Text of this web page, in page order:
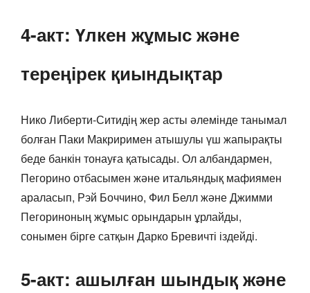
4-акт: Үлкен жұмыс және
тереңірек қиындықтар
Нико Либерти-Ситидің жер асты әлемінде танымал
болған Паки Макриримен атышулы үш жапырақты
беде банкін тонауға қатысады. Ол албандармен,
Пегорино отбасымен және итальяндық мафиямен
араласып, Рэй Боччино, Фил Белл және Джимми
Пегориноның жұмыс орындарын ұрлайды,
сонымен бірге сатқын Дарко Бревичті іздейді.
5-акт: ашылған шындық және